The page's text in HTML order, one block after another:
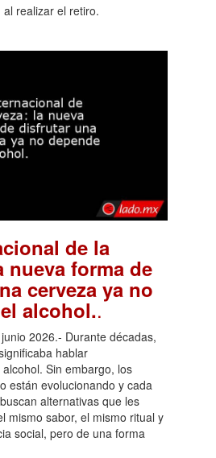
realizar el retiro.
de la
nueva forma de
cerveza ya no
alcohol..
2026.- Durante décadas,
hablar
Sin embargo, los
están evolucionando y cada
alternativas que les
mismo sabor, el mismo ritual y
social, pero de una forma